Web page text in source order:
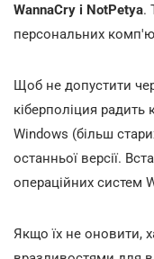
WannaCry і NotPetya.
персональних
Щоб не допустити
кіберполіция радить
Windows (більш
останньої версії.
операційних систем
Якщо їх не оновити,